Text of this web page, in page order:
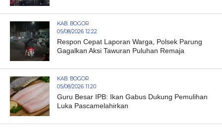
KAB. BOGOR
05/08/2026 12:22
Respon Cepat Laporan Warga, Polsek Parung
Gagalkan Aksi Tawuran Puluhan Remaja
KAB. BOGOR
05/08/2026 11:20
Guru Besar IPB: Ikan Gabus Dukung Pemulihan
Luka Pascamelahirkan